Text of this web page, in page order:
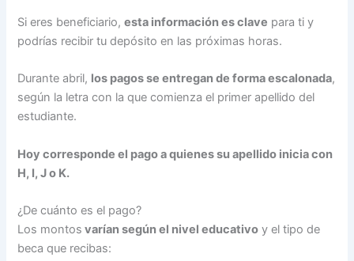
Si eres beneficiario,esta información es clave para ti y
podrías recibir tu depósito en las próximas horas.
Durante abril, los pagos se entregan de forma escalonada,
según la letra con la que comienza el primer apellido del
estudiante.
Hoy corresponde el pago a quienes su apellido inicia con
H, I, J o K.
¿De cuánto es el pago?
Los montos varían según el nivel educativo y el tipo de
beca que recibas: